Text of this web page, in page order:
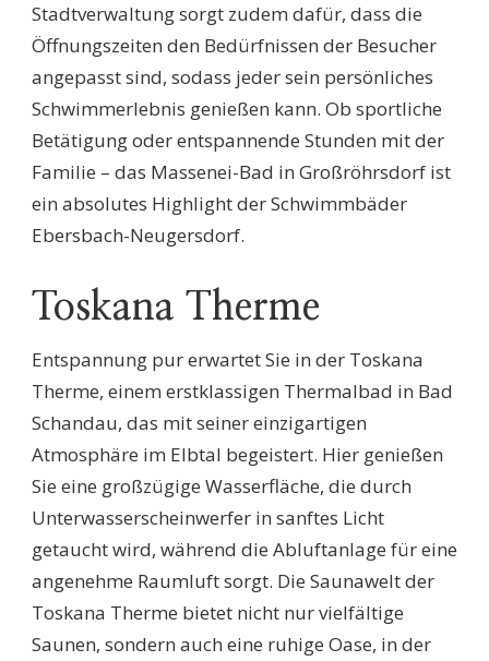
Stadtverwaltung sorgt zudem dafür, dass die
Öffnungszeiten den Bedürfnissen der Besucher
angepasst sind, sodass jeder sein persönliches
Schwimmerlebnis genießen kann. Ob sportliche
Betätigung oder entspannende Stunden mit der
Familie – das Massenei-Bad in Großröhrsdorf ist
ein absolutes Highlight der Schwimmbäder
Ebersbach-Neugersdorf.
Toskana Therme
Entspannung pur erwartet Sie in der Toskana
Therme, einem erstklassigen Thermalbad in Bad
Schandau, das mit seiner einzigartigen
Atmosphäre im Elbtal begeistert. Hier genießen
Sie eine großzügige Wasserfläche, die durch
Unterwasserscheinwerfer in sanftes Licht
getaucht wird, während die Abluftanlage für eine
angenehme Raumluft sorgt. Die Saunawelt der
Toskana Therme bietet nicht nur vielfältige
Saunen, sondern auch eine ruhige Oase, in der